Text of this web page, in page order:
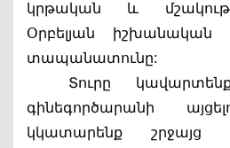
կրթական և
Օրբելյան
տապանատունը:
Տուրը
գինեգործարանի
կկատարենք շրջայց